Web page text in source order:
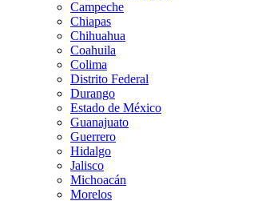
Campeche
Chiapas
Chihuahua
Coahuila
Colima
Distrito Federal
Durango
Estado de México
Guanajuato
Guerrero
Hidalgo
Jalisco
Michoacán
Morelos